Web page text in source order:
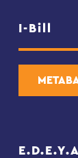
I-Bill